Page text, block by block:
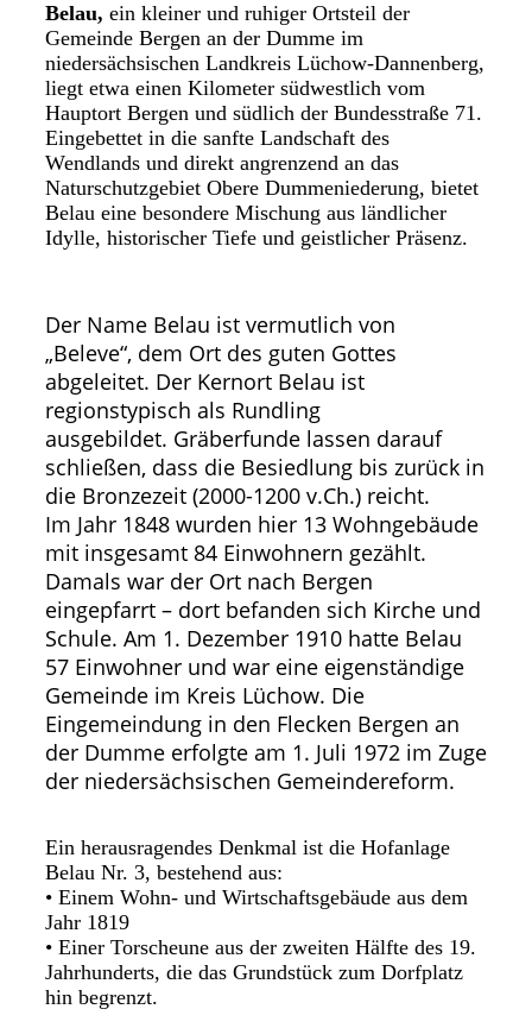
Belau, ein kleiner und ruhiger Ortsteil der
Gemeinde Bergen an der Dumme im
niedersächsischen Landkreis Lüchow-Dannenberg,
liegt etwa einen Kilometer südwestlich vom
Hauptort Bergen und südlich der Bundesstraße 71.
Eingebettet in die sanfte Landschaft des
Wendlands und direkt angrenzend an das
Naturschutzgebiet Obere Dummeniederung, bietet
Belau eine besondere Mischung aus ländlicher
Idylle, historischer Tiefe und geistlicher Präsenz.
Der Name Belau ist vermutlich von
„Beleve“, dem Ort des guten Gottes
abgeleitet. Der Kernort Belau ist
regionstypisch als Rundling
ausgebildet. Gräberfunde lassen darauf
schließen, dass die Besiedlung bis zurück in
die Bronzezeit (2000-1200 v.Ch.) reicht.
Im Jahr 1848 wurden hier 13 Wohngebäude
mit insgesamt 84 Einwohnern gezählt.
Damals war der Ort nach Bergen
eingepfarrt – dort befanden sich Kirche und
Schule. Am 1. Dezember 1910 hatte Belau
57 Einwohner und war eine eigenständige
Gemeinde im Kreis Lüchow. Die
Eingemeindung in den Flecken Bergen an
der Dumme erfolgte am 1. Juli 1972 im Zuge
der niedersächsischen Gemeindereform.
Ein herausragendes Denkmal ist die Hofanlage
Belau Nr. 3, bestehend aus:
• Einem Wohn- und Wirtschaftsgebäude aus dem
Jahr 1819
• Einer Torscheune aus der zweiten Hälfte des 19.
Jahrhunderts, die das Grundstück zum Dorfplatz
hin begrenzt.